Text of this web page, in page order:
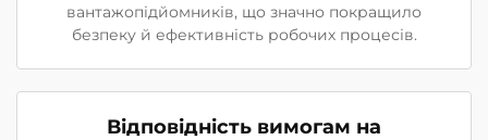
вантажопідйомників, що значно покращило
безпеку й ефективність робочих процесів.
Відповідність вимогам на